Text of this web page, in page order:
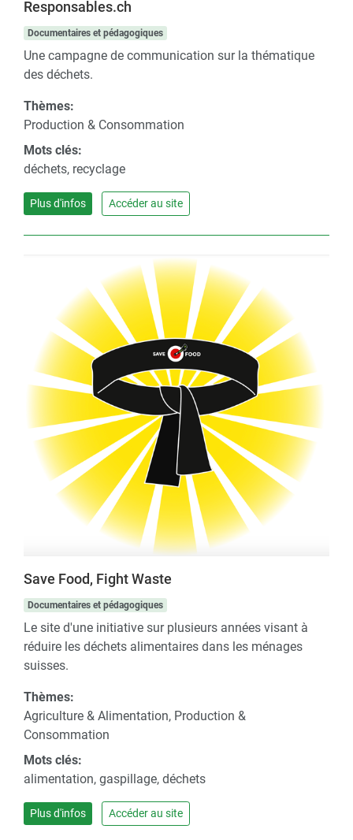
Responsables.ch
Documentaires et pédagogiques
Une campagne de communication sur la thématique
des déchets.
Thèmes:
Production & Consommation
Mots clés:
déchets, recyclage
Plus d'infos Accéder au site
Save Food, Fight Waste
Documentaires et pédagogiques
Le site d'une initiative sur plusieurs années visant à
réduire les déchets alimentaires dans les ménages
suisses.
Thèmes:
Agriculture & Alimentation, Production &
Consommation
Mots clés:
alimentation, gaspillage, déchets
Plus d'infos Accéder au site